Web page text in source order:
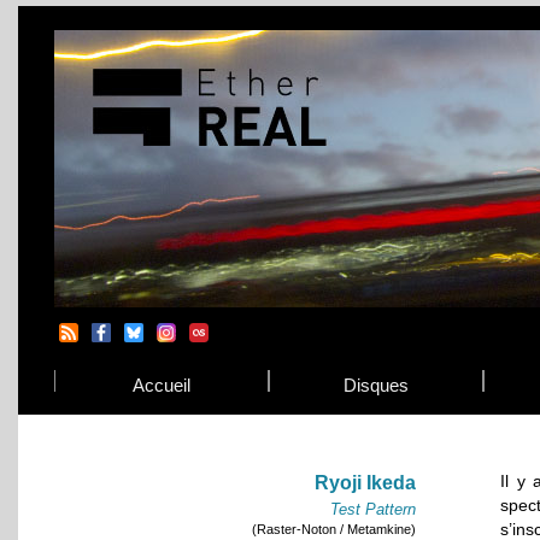
Accueil Disques
Ryoji Ikeda
Test Pattern
(Raster-Noton / Metamkine)
Il y